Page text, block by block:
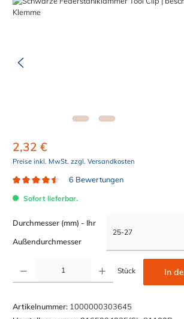
2,32 €
Preise inkl. MwSt. zzgl. Versandkosten
6 Bewertungen
Sofort lieferbar.
Durchmesser (mm) - Ihr
Außendurchmesserauswählen
Produkt Anzahl: Gib den gewünschten Wert ein oder benutze
Stück In
Artikelnummer: 1000000303645